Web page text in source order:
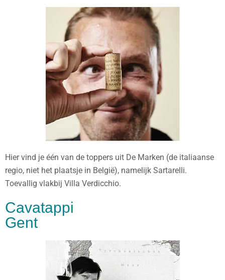
Hier vind je één van de toppers uit De Marken (de italiaanse
regio, niet het plaatsje in België), namelijk Sartarelli.
Toevallig vlakbij Villa Verdicchio.
Cavatappi
Gent